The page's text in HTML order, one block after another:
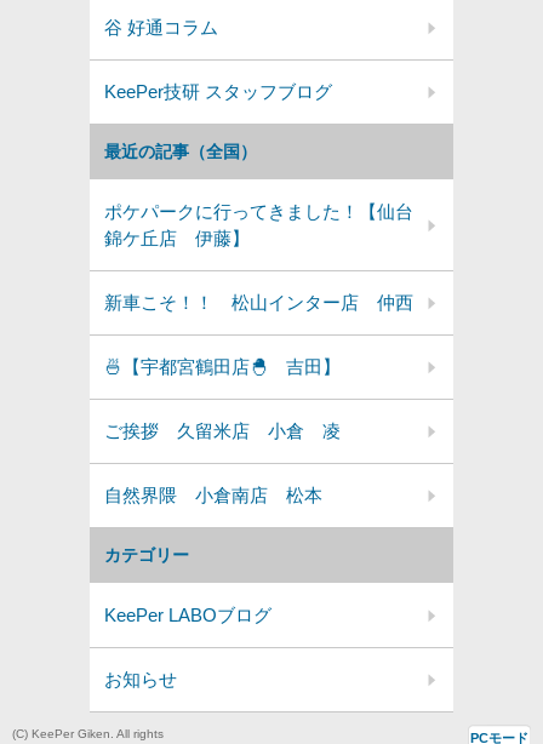
カテゴリー
KeePer LABOブログ
お知らせ
最近の記事（全国）
ポケパークに行ってきました！【仙台
錦ケ丘店 伊藤】
新車こそ！！ 松山インター店 仲西
🍜【宇都宮鶴田店🐣 吉田】
ご挨拶 久留米店 小倉 凌
自然界隈 小倉南店 松本
谷 好通コラム
KeePer技研 スタッフブログ
(C) KeePer Giken. All rights PCモード